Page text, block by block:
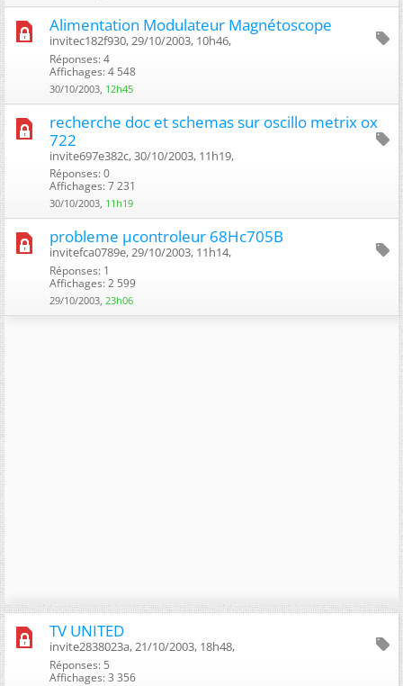
Alimentation Modulateur Magnétoscope
invitec182f930, 29/10/2003, 10h46, ‎
Réponses: 4
Affichages: 4 548
30/10/2003, 12h45
recherche doc et schemas sur oscillo metrix ox
722
invite697e382c, 30/10/2003, 11h19, ‎
Réponses: 0
Affichages: 7 231
30/10/2003, 11h19
probleme µcontroleur 68Hc705B
invitefca0789e, 29/10/2003, 11h14, ‎
Réponses: 1
Affichages: 2 599
29/10/2003, 23h06
TV UNITED
invite2838023a, 21/10/2003, 18h48, ‎
Réponses: 5
Affichages: 3 356